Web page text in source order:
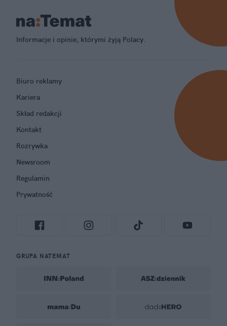
Informacje i opinie, którymi żyją Polacy.
Biuro reklamy
Kariera
Skład redakcji
Kontakt
Rozrywka
Newsroom
Regulamin
Prywatność
GRUPA NATEMAT